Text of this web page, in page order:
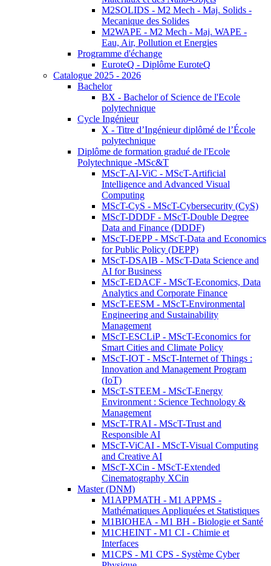
M2SOLIDS - M2 Mech - Maj. Solids -
Mecanique des Solides
M2WAPE - M2 Mech - Maj. WAPE -
Eau, Air, Pollution et Energies
Programme d'échange
EuroteQ - Diplôme EuroteQ
Catalogue 2025 - 2026
Bachelor
BX - Bachelor of Science de l'Ecole
polytechnique
Cycle Ingénieur
X - Titre d’Ingénieur diplômé de l’École
polytechnique
Diplôme de formation gradué de l'Ecole
Polytechnique -MSc&T
MScT-AI-ViC - MScT-Artificial
Intelligence and Advanced Visual
Computing
MScT-CyS - MScT-Cybersecurity (CyS)
MScT-DDDF - MScT-Double Degree
Data and Finance (DDDF)
MScT-DEPP - MScT-Data and Economics
for Public Policy (DEPP)
MScT-DSAIB - MScT-Data Science and
AI for Business
MScT-EDACF - MScT-Economics, Data
Analytics and Corporate Finance
MScT-EESM - MScT-Environmental
Engineering and Sustainability
Management
MScT-ESCLiP - MScT-Economics for
Smart Cities and Climate Policy
MScT-IOT - MScT-Internet of Things :
Innovation and Management Program
(IoT)
MScT-STEEM - MScT-Energy
Environment : Science Technology &
Management
MScT-TRAI - MScT-Trust and
Responsible AI
MScT-ViCAI - MScT-Visual Computing
and Creative AI
MScT-XCin - MScT-Extended
Cinematography XCin
Master (DNM)
M1APPMATH - M1 APPMS -
Mathématiques Appliquées et Statistiques
M1BIOHEA - M1 BH - Biologie et Santé
M1CHEINT - M1 CI - Chimie et
Interfaces
M1CPS - M1 CPS - Système Cyber